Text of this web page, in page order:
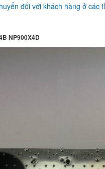
đối với khách hàng ở các
NP900X4D